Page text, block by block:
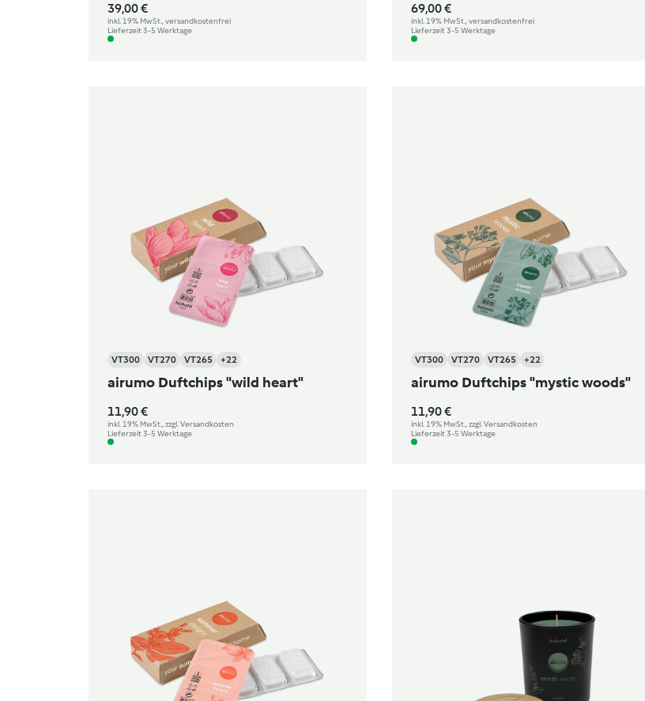
39,00 €
inkl. 19% MwSt., versandkostenfrei
Lieferzeit 3-5 Werktage
69,00 €
inkl. 19% MwSt., versandkostenfrei
Lieferzeit 3-5 Werktage
VT300 VT270 VT265 +22
airumo Duftchips "wild heart"
11,90 €
inkl. 19% MwSt., zzgl. Versandkosten
Lieferzeit 3-5 Werktage
VT300 VT270 VT265 +22
airumo Duftchips "mystic woods"
11,90 €
inkl. 19% MwSt., zzgl. Versandkosten
Lieferzeit 3-5 Werktage